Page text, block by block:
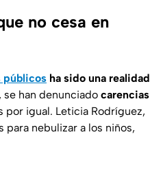
no cesa en
públicos ha sido una realidad
se han denunciado carencias
por igual. Leticia Rodríguez,
para nebulizar a los niños,